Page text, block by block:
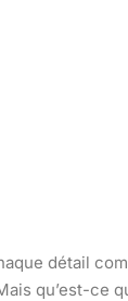
détail
qu’est-ce